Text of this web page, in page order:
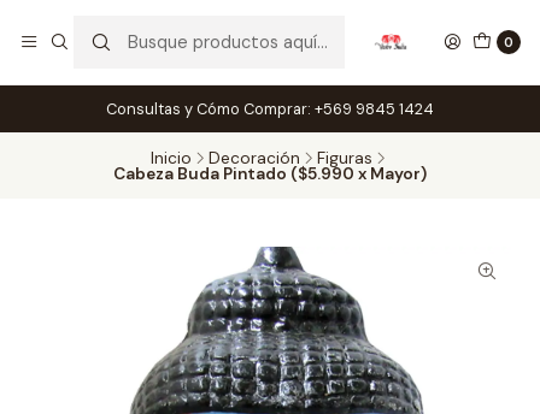
0
Consultas y Cómo Comprar: +569 9845 1424
Inicio Decoración Figuras
Cabeza Buda Pintado ($5.990 x Mayor)